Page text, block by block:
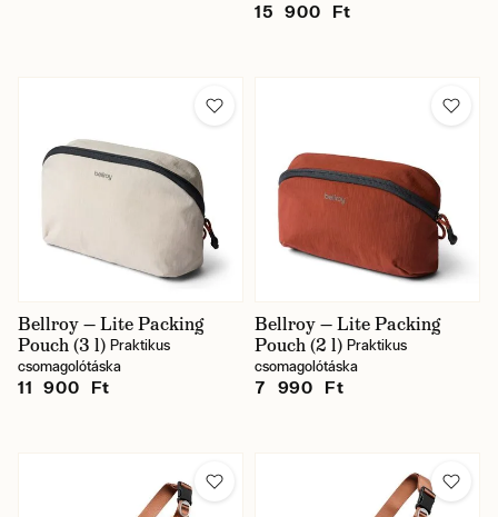
15 900 Ft
Bellroy — Lite Packing
Pouch (3 l) Praktikus
csomagolótáska
11 900 Ft
Bellroy — Lite Packing
Pouch (2 l) Praktikus
csomagolótáska
7 990 Ft